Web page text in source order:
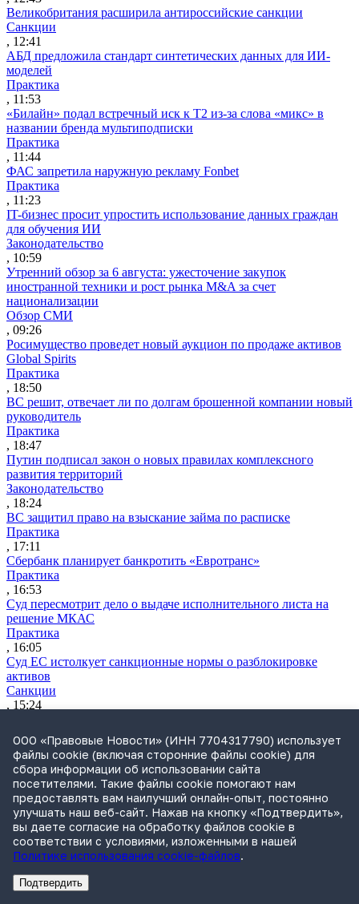
Великобритания расширила антироссийские санкции
Санкции
, 12:41
АБД предложила стандарт синтетических данных для ИИ-
моделей
Практика
, 11:53
«Билайн» подал встречный иск к Т2 из-за слова «микс» в
названии бренда мультиподписки
Практика
, 11:44
ФАС запретила наружную рекламу Fonbet
Практика
, 11:23
IT-бизнес просит упростить использование данных граждан
для обучения ИИ
Законодательство
, 10:59
Утренний обзор за 6 августа: ужесточение закупок
иностранной техники и рост рынка M&A за счет
национализации
Обзор СМИ
, 09:26
Росимущество проведет новый аукцион по продаже активов
Global Spirits
Практика
, 18:50
ВС решит, отвечает ли по долгам брошенной компании новый
руководитель
Практика
, 18:47
Путин подписал закон о новых правилах комплексного
развития территорий
Законодательство
, 18:24
ВС защитил право на взыскание займа по расписке
Практика
, 17:11
Сбербанк планирует банкротить «Евротранс»
Практика
, 16:53
Суд пересмотрит дело о выдаче исполнительного листа на
решение МКАС
Практика
, 16:05
Суд ЕС истолкует санкционные нормы о разблокировке
активов
Санкции
, 15:24
полугодии
Практика
, 14:47
NexTouch выкупит активы обанкротившегося «Кванта»
Практика
, 13:35
«Евротранс» перешел в полноценный дефолт по трем
выпускам облигаций
Практика
, 12:31
Российский судовладелец отозвал иск к ЕС после исключения
танкера из санкционных списков
РекламаАдвокатское бюро Санкт-Петербурга «Вертикаль» ИНН 7841290773
ООО «Правовые Новости» (ИНН 7704317790) использует
файлы cookie (включая сторонние файлы cookie) для
сбора информации об использовании сайта
посетителями. Такие файлы cookie помогают нам
предоставлять вам наилучший онлайн-опыт, постоянно
улучшать наш веб-сайт. Нажав на кнопку «Подтвердить»,
вы даете согласие на обработку файлов cookie в
соответствии с условиями, изложенными в нашей
Политике использования cookie-файлов.
Подтвердить